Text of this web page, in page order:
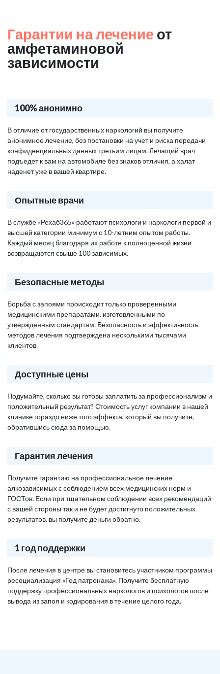
Гарантии на лечение от
амфетаминовой
зависимости
100% анонимно
В отличие от государственных наркологий вы получите
анонимное лечение, без постановки на учет и риска передачи
конфиденциальных данных третьим лицам. Лечащий врач
подъедет к вам на автомобиле без знаков отличия, а халат
наденет уже в вашей квартире.
Опытные врачи
В службе «Рехаб365» работают психологи и наркологи первой и
высшей категории минимум с 10-летним опытом работы.
Каждый месяц благодаря их работе к полноценной жизни
возвращаются свыше 100 зависимых.
Безопасные методы
Борьба с запоями происходит только проверенными
медицинскими препаратами, изготовленными по
утвержденным стандартам. Безопасность и эффективность
методов лечения подтверждена несколькими тысячами
клиентов.
Доступные цены
Подумайте, сколько вы готовы заплатить за профессионализм и
положительный результат? Стоимость услуг компании в нашей
клинике гораздо ниже того эффекта, который вы получите,
обратившись сюда за помощью.
Гарантия лечения
Получите гарантию на профессиональное лечение
алкозависимых с соблюдением всех медицинских норм и
ГОСТов. Если при тщательном соблюдении всех рекомендаций
с вашей стороны так и не будет достигнуто положительных
результатов, вы получите деньги обратно.
1 год поддержки
После лечения в центре вы становитесь участником программы
ресоциализация «Год патронажа». Получите бесплатную
поддержку профессиональных наркологов и психологов после
вывода из запоя и кодирования в течение целого года.